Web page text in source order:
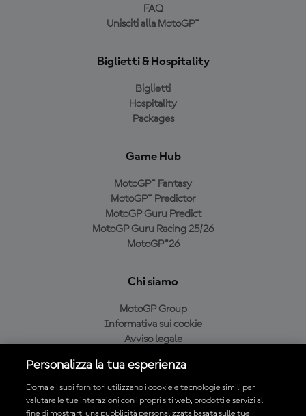
FAQ
Unisciti alla MotoGP™
Biglietti & Hospitality
Biglietti
Hospitality
Packages
Game Hub
MotoGP™ Fantasy
MotoGP™ Predictor
MotoGP Guru Predict
MotoGP Guru Racing 25/26
MotoGP™26
Chi siamo
MotoGP Group
Informativa sui cookie
Avviso legale
Condizioni di acquisto
Personalizza la tua esperienza
Dorna e i suoi fornitori utilizzano i cookie e tecnologie simili per
valutare le tue interazioni con i propri siti web, prodotti e servizi al
fine di mostrarti una pubblicità personalizzata basata sulle tue